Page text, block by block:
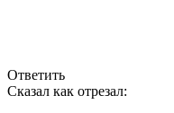
Ответить
Сказал как отрезал: